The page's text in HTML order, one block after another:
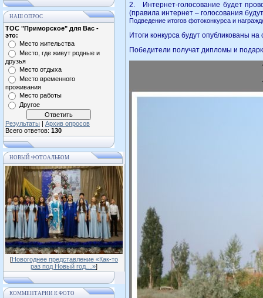
НАШ ОПРОС
ТОС "Приморское" для Вас -
это:
Место жительства
Место, где живут родные и
друзья
Место отдыха
Место временного
проживания
Место работы
Другое
Результаты | Архив опросов
Всего ответов: 130
НОВЫЙ ФОТОАЛЬБОМ
[Новогоднее представление «Как-то
раз под Новый год…»]
КОММЕНТАРИИ К ФОТО
2. Интернет-голосование будет
(правила интернет – голосования
Подведение итогов фотоконкурса и
Итоги конкурса будут опубликованы
Победители получат дипломы и